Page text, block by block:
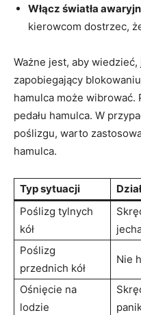
Włącz światła
kierowcom dostrzec,⁤
Ważne jest, aby wiedzieć,
zapobiegający
‍hamulca może wibrować.
pedału hamulca. W
poślizgu, warto
hamulca.
Typ sytuacji
Poślizg tylnych
kół
Poślizg
przednich kół
Nie
Ośnięcie na‌
lodzie